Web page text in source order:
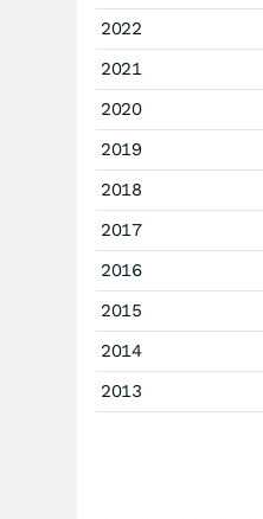
2022
2021
2020
2019
2018
2017
2016
2015
2014
2013